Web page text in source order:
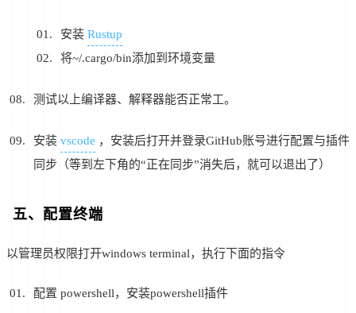
安装 Rustup
将~/.cargo/bin添加到环境变量
测试以上编译器、解释器能否正常工。
安装 vscode ，安装后打开并登录GitHub账号进行配置与插件
同步（等到左下角的“正在同步”消失后，就可以退出了）
五、配置终端
以管理员权限打开windows terminal，执行下面的指令
配置 powershell，安装powershell插件